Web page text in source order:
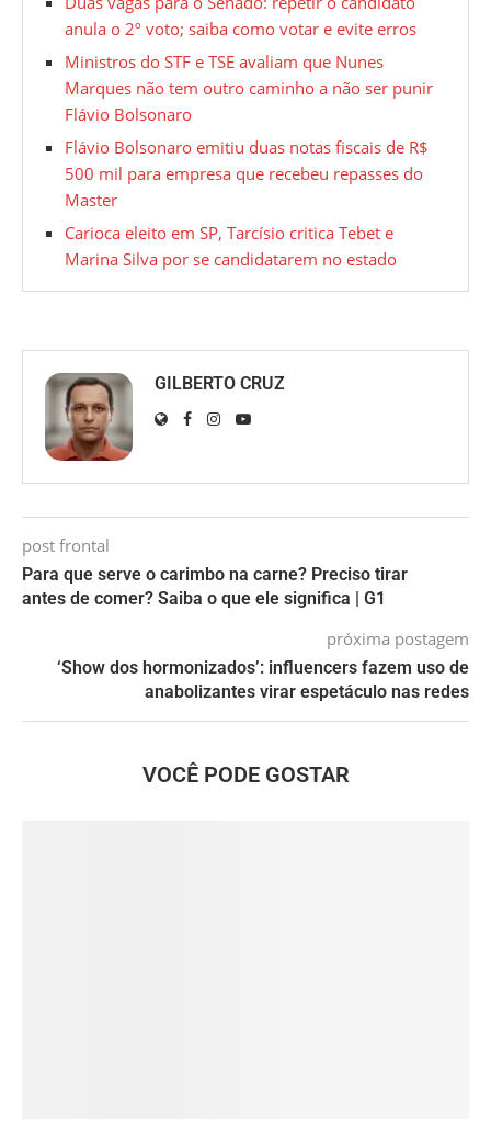
anula o 2º voto; saiba como votar e evite erros
Ministros do STF e TSE avaliam que Nunes
Marques não tem outro caminho a não ser punir
Flávio Bolsonaro
Flávio Bolsonaro emitiu duas notas fiscais de R$
500 mil para empresa que recebeu repasses do
Master
Carioca eleito em SP, Tarcísio critica Tebet e
Marina Silva por se candidatarem no estado
GILBERTO CRUZ
post frontal
Para que serve o carimbo na carne? Preciso tirar
antes de comer? Saiba o que ele significa | G1
próxima postagem
‘Show dos hormonizados’: influencers fazem uso de
anabolizantes virar espetáculo nas redes
VOCÊ PODE GOSTAR